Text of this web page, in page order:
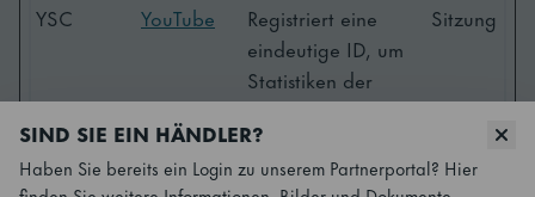
YSC YouTube
Registriert eine
eindeutige ID, um
Statistiken der
Videos von
YouTube, die der
Benutzer gesehen
Sitzung
SIND SIE EIN HÄNDLER?
Haben Sie bereits ein Login zu unserem Partnerportal? Hier